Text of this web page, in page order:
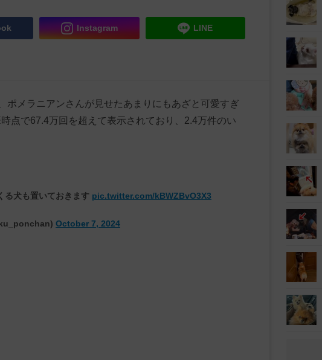
Instagram LINE
ポメラニアンさんが見せたあまりにもあざと可愛すぎ
点で67.4万回を超えて表示されており、2.4万件のい
る犬も置いておきます pic.twitter.com/kBWZBvO3X3
October 7, 2024